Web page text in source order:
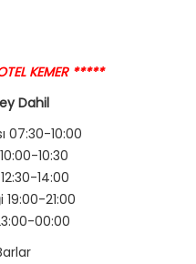
KEMER *****
Dahil
07:30-10:00
10:30
14:00
21:00
00:00